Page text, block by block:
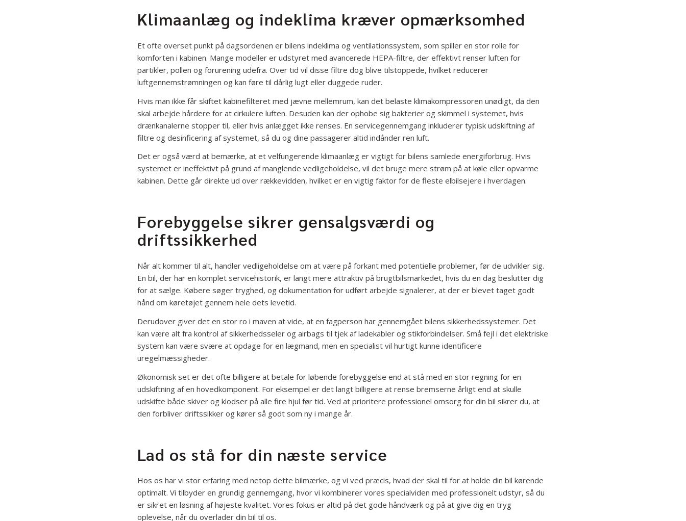
Klimaanlæg og indeklima kræver opmærksomhed
Et ofte overset punkt på dagsordenen er bilens indeklima og ventilationssystem, som spiller en stor rolle for
komforten i kabinen. Mange modeller er udstyret med avancerede HEPA-filtre, der effektivt renser luften for
partikler, pollen og forurening udefra. Over tid vil disse filtre dog blive tilstoppede, hvilket reducerer
luftgennemstrømningen og kan føre til dårlig lugt eller duggede ruder.
Hvis man ikke får skiftet kabinefilteret med jævne mellemrum, kan det belaste klimakompressoren unødigt, da den
skal arbejde hårdere for at cirkulere luften. Desuden kan der ophobe sig bakterier og skimmel i systemet, hvis
drænkanalerne stopper til, eller hvis anlægget ikke renses. En servicegennemgang inkluderer typisk udskiftning af
filtre og desinficering af systemet, så du og dine passagerer altid indånder ren luft.
Det er også værd at bemærke, at et velfungerende klimaanlæg er vigtigt for bilens samlede energiforbrug. Hvis
systemet er ineffektivt på grund af manglende vedligeholdelse, vil det bruge mere strøm på at køle eller opvarme
kabinen. Dette går direkte ud over rækkevidden, hvilket er en vigtig faktor for de fleste elbilsejere i hverdagen.
Forebyggelse sikrer gensalgsværdi og
driftssikkerhed
Når alt kommer til alt, handler vedligeholdelse om at være på forkant med potentielle problemer, før de udvikler sig.
En bil, der har en komplet servicehistorik, er langt mere attraktiv på brugtbilsmarkedet, hvis du en dag beslutter dig
for at sælge. Købere søger tryghed, og dokumentation for udført arbejde signalerer, at der er blevet taget godt
hånd om køretøjet gennem hele dets levetid.
Derudover giver det en stor ro i maven at vide, at en fagperson har gennemgået bilens sikkerhedssystemer. Det
kan være alt fra kontrol af sikkerhedsseler og airbags til tjek af ladekabler og stikforbindelser. Små fejl i det elektriske
system kan være svære at opdage for en lægmand, men en specialist vil hurtigt kunne identificere
uregelmæssigheder.
Økonomisk set er det ofte billigere at betale for løbende forebyggelse end at stå med en stor regning for en
udskiftning af en hovedkomponent. For eksempel er det langt billigere at rense bremserne årligt end at skulle
udskifte både skiver og klodser på alle fire hjul før tid. Ved at prioritere professionel omsorg for din bil sikrer du, at
den forbliver driftssikker og kører så godt som ny i mange år.
Lad os stå for din næste service
Hos os har vi stor erfaring med netop dette bilmærke, og vi ved præcis, hvad der skal til for at holde din bil kørende
optimalt. Vi tilbyder en grundig gennemgang, hvor vi kombinerer vores specialviden med professionelt udstyr, så du
er sikret en løsning af højeste kvalitet. Vores fokus er altid på det gode håndværk og på at give dig en tryg
oplevelse, når du overlader din bil til os.